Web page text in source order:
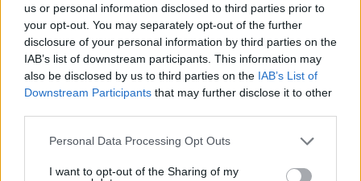
us or personal information disclosed to third parties prior to
your opt-out. You may separately opt-out of the further
disclosure of your personal information by third parties on the
IAB’s list of downstream participants. This information may
also be disclosed by us to third parties on the IAB’s List of
Downstream Participants that may further disclose it to other
Please note that this website/app uses one or more Google
not limited to your visit or usage behaviour. You may click to
Personal Data Processing Opt Outs
I want to opt-out of the Sharing of my
Games